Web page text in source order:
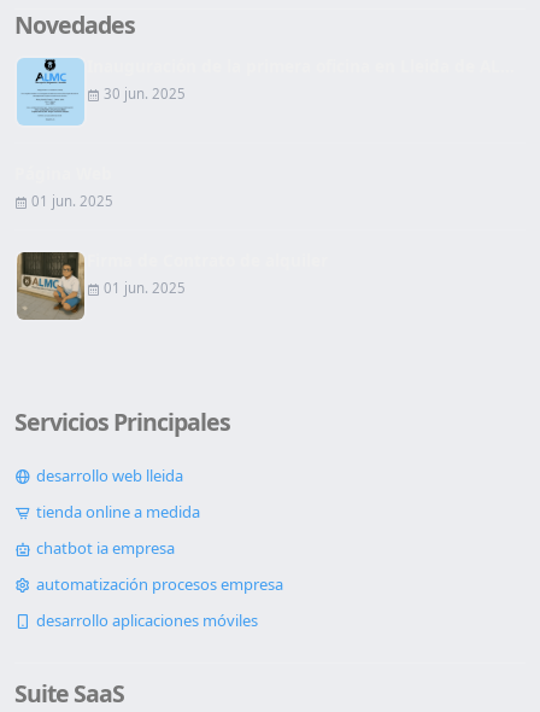
Novedades
30 jun. 2025
01 jun. 2025
01 jun. 2025
Servicios Principales
desarrollo web lleida
tienda online a medida
chatbot ia empresa
automatización procesos empresa
desarrollo aplicaciones móviles
Suite SaaS